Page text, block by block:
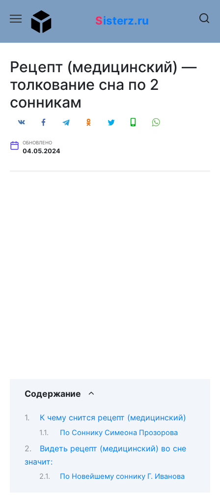
содержанию
Sisterz.ru
Рецепт (медицинский) —
толкование сна по 2
сонникам
ОБНОВЛЕНО
04.05.2024
Содержание
К чему снится рецепт (медицинский)
По Соннику Симеона Прозорова
Видеть рецепт (медицинский) во сне
значит:
По Новейшему соннику Г. Иванова